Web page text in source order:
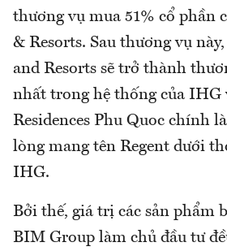
thương vụ mua 51% cổ phần
& Resorts. Sau thương vụ
and Resorts sẽ trở thành
nhất trong hệ thống của IHG
Residences Phu Quoc chính
lòng mang tên Regent dưới
IHG.
Bởi thế, giá trị các sản phẩm
BIM Group làm chủ đầu tư